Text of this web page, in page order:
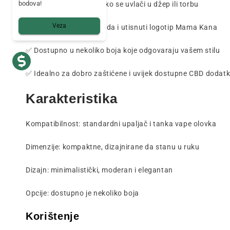
✅ Praktična veličina, lako se uvlači u džep ili torbu
✅ Uredna završna obrada i utisnuti logotip Mama Kana
✅ Dostupno u nekoliko boja koje odgovaraju vašem stilu
✅ Idealno za dobro zaštićene i uvijek dostupne CBD
Karakteristika
Kompatibilnost: standardni upaljač i tanka vape olovka
Dimenzije: kompaktne, dizajnirane da stanu u ruku
Dizajn: minimalistički, moderan i elegantan
Opcije: dostupno je nekoliko boja
Korištenje
bodova!
Veza